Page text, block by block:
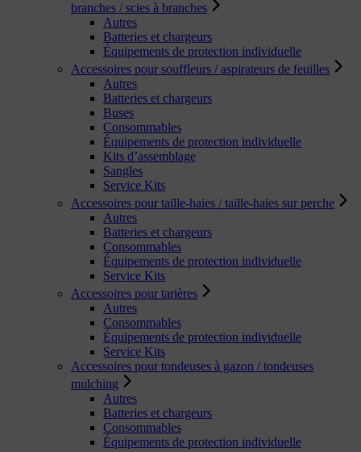
branches / scies à branches
Autres
Batteries et chargeurs
Équipements de protection individuelle
Accessoires pour souffleurs / aspirateurs de feuilles
Autres
Batteries et chargeurs
Buses
Consommables
Équipements de protection individuelle
Kits d’assemblage
Sangles
Service Kits
Accessoires pour taille-haies / taille-haies sur perche
Autres
Batteries et chargeurs
Consommables
Équipements de protection individuelle
Service Kits
Accessoires pour tarières
Autres
Consommables
Équipements de protection individuelle
Service Kits
Accessoires pour tondeuses à gazon / tondeuses
mulching
Autres
Batteries et chargeurs
Consommables
Équipements de protection individuelle